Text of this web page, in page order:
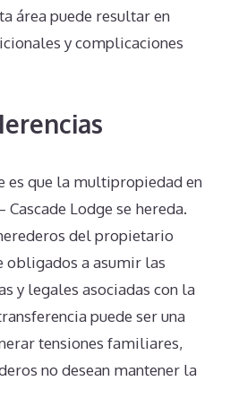
área puede resultar en
y complicaciones
es que la multipropiedad en
Lodge se hereda.
del propietario
obligados a asumir las
y legales asociadas con la
puede ser una
tensiones familiares,
no desean mantener la